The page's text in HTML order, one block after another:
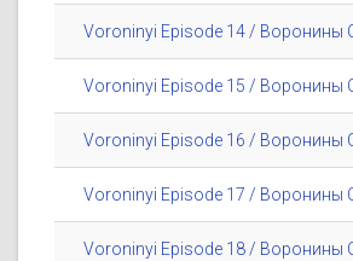
Voroninyi Episode 14 / Воронины
Voroninyi Episode 15 / Воронины
Voroninyi Episode 16 / Воронины
Voroninyi Episode 17 / Воронины
Voroninyi Episode 18 / Воронины